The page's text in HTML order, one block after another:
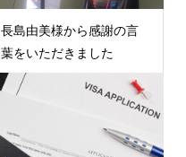
長島由美様から感謝の言
葉をいただきました